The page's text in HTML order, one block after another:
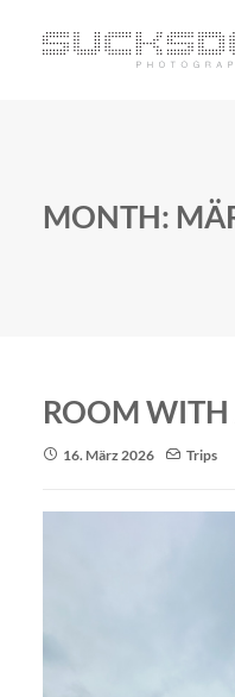
MONTH:
ROOM
16. März 2026 Trips